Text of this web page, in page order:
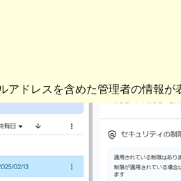
ドレスを含めた管理者の情報が